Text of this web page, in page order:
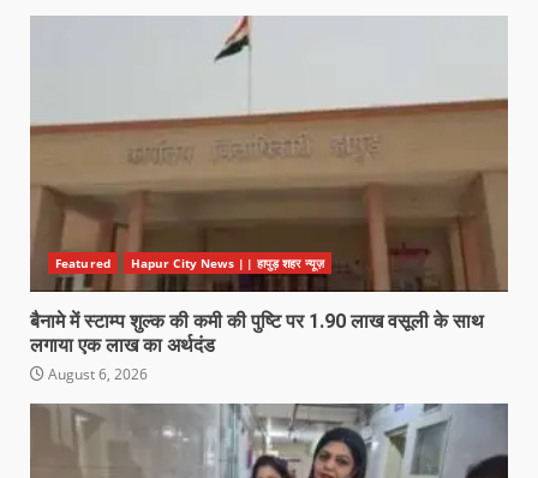
Featured Hapur City News || हापुड़ शहर न्यूज़
बैनामे में स्टाम्प शुल्क की कमी की पुष्टि पर 1.90 लाख वसूली के साथ
लगाया एक लाख का अर्थदंड
August 6, 2026